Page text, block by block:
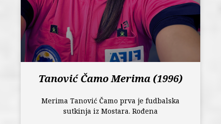
Tanović Čamo Merima (1996)
Merima Tanović Čamo prva je fudbalska
sutkinja iz Mostara. Rođena